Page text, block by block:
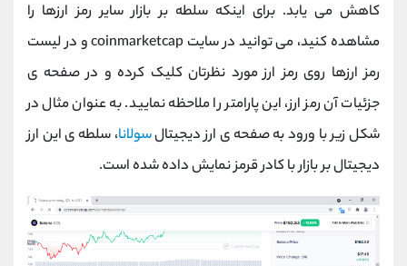
کاهش می یابد. برای اینکه سلطه بر بازار سایر رمز ارزها را
مشاهده کنید، می توانید در سایت coinmarketcap و در لیست
رمز ارزها روی رمز ارز مورد نظرتان کلیک کرده و در صفحه ی
جزئیات آن رمز ارز، این پارامتر را ملاحظه نمایید. به عنوان مثال در
شکل زیر با ورود به صفحه ی ارز دیجیتالسولانا، سلطه ی این ارز
دیجیتال بر بازار با کادر قرمز نمایش داده شده است.